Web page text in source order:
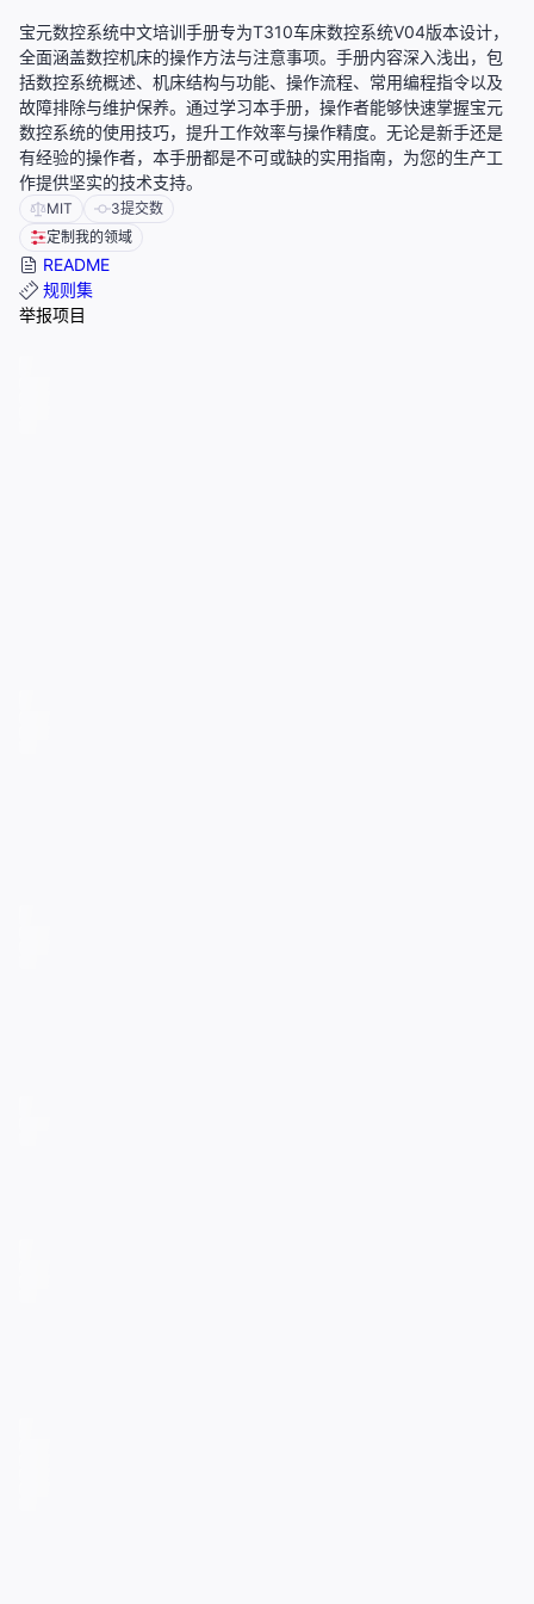
宝元数控系统中文培训手册专为T310车床数控系统V04版本设计，
全面涵盖数控机床的操作方法与注意事项。手册内容深入浅出，包
括数控系统概述、机床结构与功能、操作流程、常用编程指令以及
故障排除与维护保养。通过学习本手册，操作者能够快速掌握宝元
数控系统的使用技巧，提升工作效率与操作精度。无论是新手还是
有经验的操作者，本手册都是不可或缺的实用指南，为您的生产工
作提供坚实的技术支持。
MIT 3提交数
定制我的领域
README
规则集
举报项目